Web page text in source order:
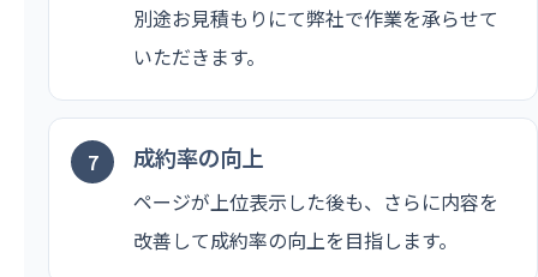
別途お見積もりにて弊社で作業を承らせて
いただきます。
成約率の向上
ページが上位表示した後も、さらに内容を
改善して成約率の向上を目指します。